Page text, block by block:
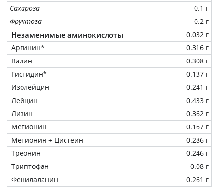
Сахароза
0.1 г
Фруктоза
0.2 г
Незаменимые аминокислоты
0.032 г
Аргинин*
0.316 г
Валин
0.308 г
Гистидин*
0.137 г
Изолейцин
0.241 г
Лейцин
0.433 г
Лизин
0.362 г
Метионин
0.167 г
Метионин + Цистеин
0.286 г
Треонин
0.246 г
Триптофан
0.08 г
Фенилаланин
0.261 г